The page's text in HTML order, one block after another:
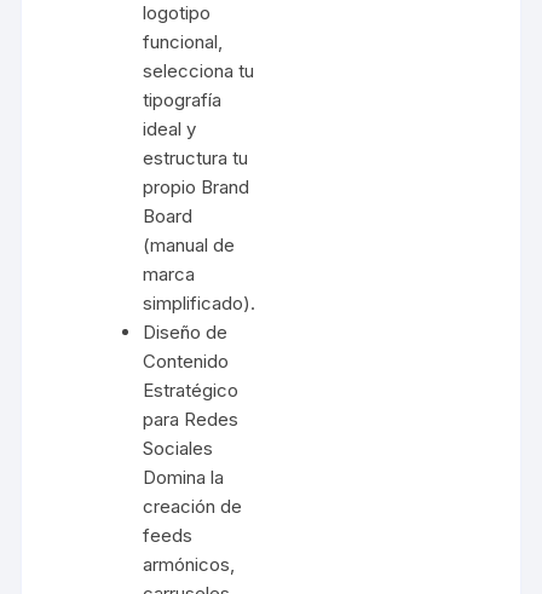
logotipo
funcional,
selecciona tu
tipografía
ideal y
estructura tu
propio Brand
Board
(manual de
marca
simplificado).
Diseño de
Contenido
Estratégico
para Redes
Sociales
Domina la
creación de
feeds
armónicos,